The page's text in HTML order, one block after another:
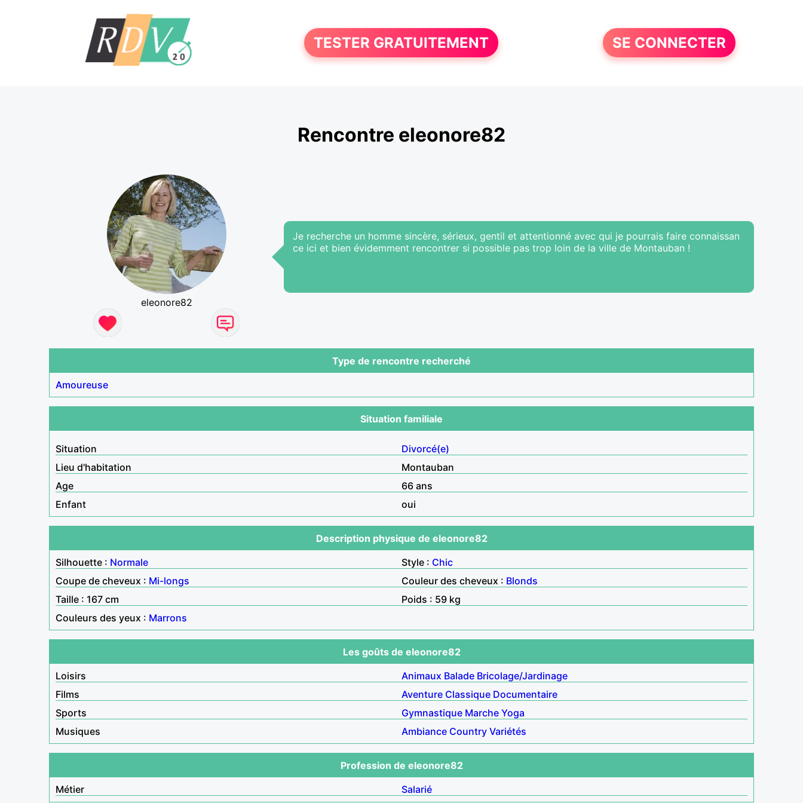
TESTER GRATUITEMENT SE CONNECTER
Rencontre eleonore82
eleonore82
Je recherche un homme sincère, sérieux, gentil et attentionné avec qui je pourrais faire connaissan
ce ici et bien évidemment rencontrer si possible pas trop loin de la ville de Montauban !
Type de rencontre recherché
Amoureuse
Situation familiale
Situation
Divorcé(e)
Lieu d'habitation
Montauban
Age
66 ans
Enfant
oui
Description physique de eleonore82
Silhouette : Normale Style : Chic
Coupe de cheveux : Mi-longs Couleur des cheveux : Blonds
Taille : 167 cm
Poids : 59 kg
Couleurs des yeux : Marrons
Les goûts de eleonore82
Loisirs
Animaux Balade Bricolage/Jardinage
Films
Aventure Classique Documentaire
Sports
Gymnastique Marche Yoga
Musiques
Ambiance Country Variétés
Profession de eleonore82
Métier
Salarié